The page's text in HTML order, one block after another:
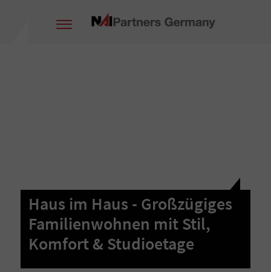
Haus im Haus - Großzügiges
Familienwohnen mit Stil,
Komfort & Studioetage